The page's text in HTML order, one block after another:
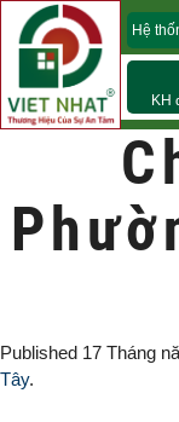
Hệ
KH
Published 17 Tháng
Tây.